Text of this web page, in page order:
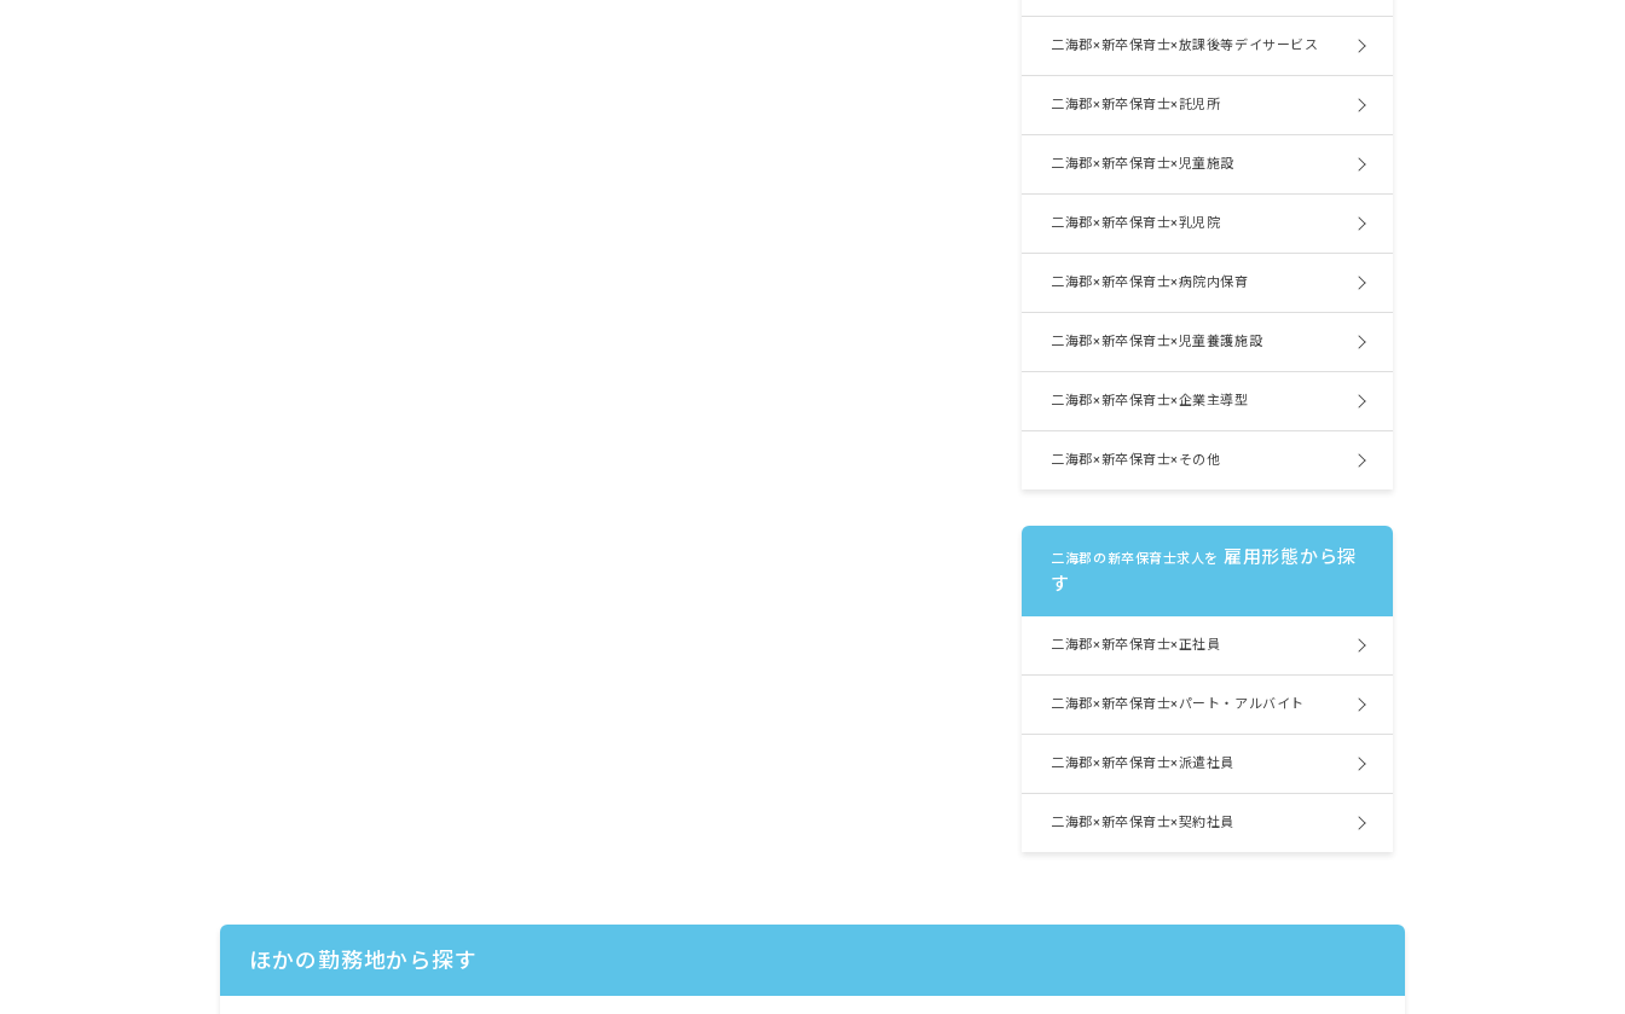
二海郡×新卒保育士×放課後等デイサービス
二海郡×新卒保育士×託児所
二海郡×新卒保育士×児童施設
二海郡×新卒保育士×乳児院
二海郡×新卒保育士×病院内保育
二海郡×新卒保育士×児童養護施設
二海郡×新卒保育士×企業主導型
二海郡×新卒保育士×その他
二海郡の新卒保育士求人を 雇用形態から探
す
二海郡×新卒保育士×正社員
二海郡×新卒保育士×パート・アルバイト
二海郡×新卒保育士×派遣社員
二海郡×新卒保育士×契約社員
ほかの勤務地から探す